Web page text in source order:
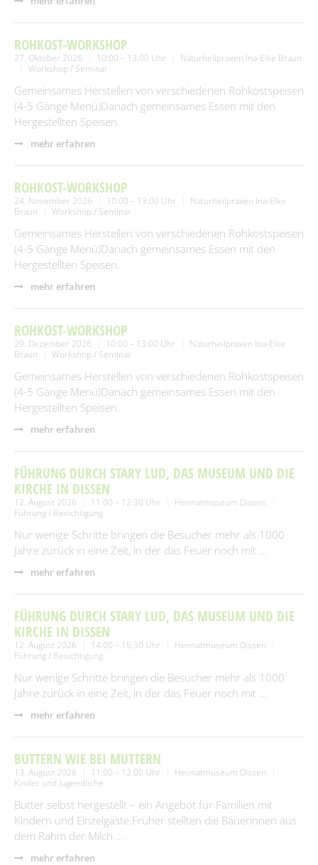
ROHKOST-WORKSHOP
27. Oktober 2026 10:00 – 13:00 Uhr
Naturheilpraxen Ina-Elke Braun
Workshop / Seminar
Gemeinsames Herstellen von verschiedenen Rohkostspeisen
(4-5 Gänge Menü)Danach gemeinsames Essen mit den
Hergestellten Speisen.
mehr erfahren
ROHKOST-WORKSHOP
24. November 2026 10:00 – 13:00 Uhr
Naturheilpraxen Ina-Elke
Braun
Workshop / Seminar
Gemeinsames Herstellen von verschiedenen Rohkostspeisen
(4-5 Gänge Menü)Danach gemeinsames Essen mit den
Hergestellten Speisen.
mehr erfahren
ROHKOST-WORKSHOP
29. Dezember 2026 10:00 – 13:00 Uhr
Naturheilpraxen Ina-Elke
Braun
Workshop / Seminar
Gemeinsames Herstellen von verschiedenen Rohkostspeisen
(4-5 Gänge Menü)Danach gemeinsames Essen mit den
Hergestellten Speisen.
mehr erfahren
FÜHRUNG DURCH STARY LUD, DAS MUSEUM UND DIE
KIRCHE IN DISSEN
12. August 2026 11:00 – 12:30 Uhr
Heimatmuseum Dissen
Führung / Besichtigung
Nur wenige Schritte bringen die Besucher mehr als 1000
Jahre zurück in eine Zeit, in der das Feuer noch mit …
mehr erfahren
FÜHRUNG DURCH STARY LUD, DAS MUSEUM UND DIE
KIRCHE IN DISSEN
12. August 2026 14:00 – 15:30 Uhr
Heimatmuseum Dissen
Führung / Besichtigung
Nur wenige Schritte bringen die Besucher mehr als 1000
Jahre zurück in eine Zeit, in der das Feuer noch mit …
mehr erfahren
BUTTERN WIE BEI MUTTERN
13. August 2026 11:00 – 12:00 Uhr
Heimatmuseum Dissen
Kinder und Jugendliche
Butter selbst hergestellt – ein Angebot für Familien mit
Kindern und Einzelgäste.Früher stellten die Bäuerinnen aus
dem Rahm der Milch …
mehr erfahren